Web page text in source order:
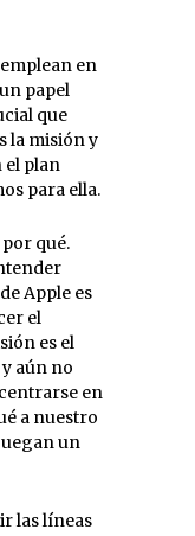
en
papel
que
la misión y
el plan
para ella.
qué.
Apple es
el
es el
aún no
en
a nuestro
un
las líneas